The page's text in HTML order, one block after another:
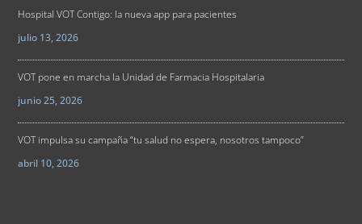
Hospital VOT Contigo: la nueva app para pacientes
julio 13, 2026
VOT pone en marcha la Unidad de Farmacia Hospitalaria
junio 25, 2026
VOT impulsa su campaña “tu salud no espera, nosotros tampoco”
abril 10, 2026